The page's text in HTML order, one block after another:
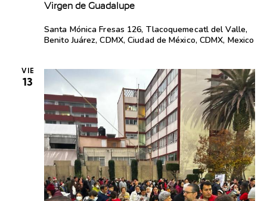
Virgen de Guadalupe
Santa MónicaFresas 126, Tlacoquemecatl del Valle,
Benito Juárez, CDMX, Ciudad de México, CDMX, Mexico
VIE
13